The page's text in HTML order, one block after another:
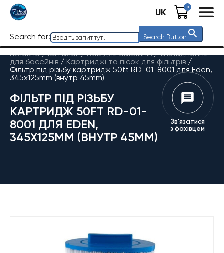
UK 0
Search for: Search Button
Головна / Каталог/Все для басейнів/Обладнання
для басейнів / Картриджі та пісок для фільтрів /
Фільтр під різьбу картридж 50ft RD-01-8001 для Eden,
345х125mm (внутр 45mm)
ФІЛЬТР ПІД РІЗЬБУ
КАРТРИДЖ 50FT RD-01-
8001 ДЛЯ EDEN,
345Х125MM (ВНУТР 45MM)
Зв'язатися
з фахівцем